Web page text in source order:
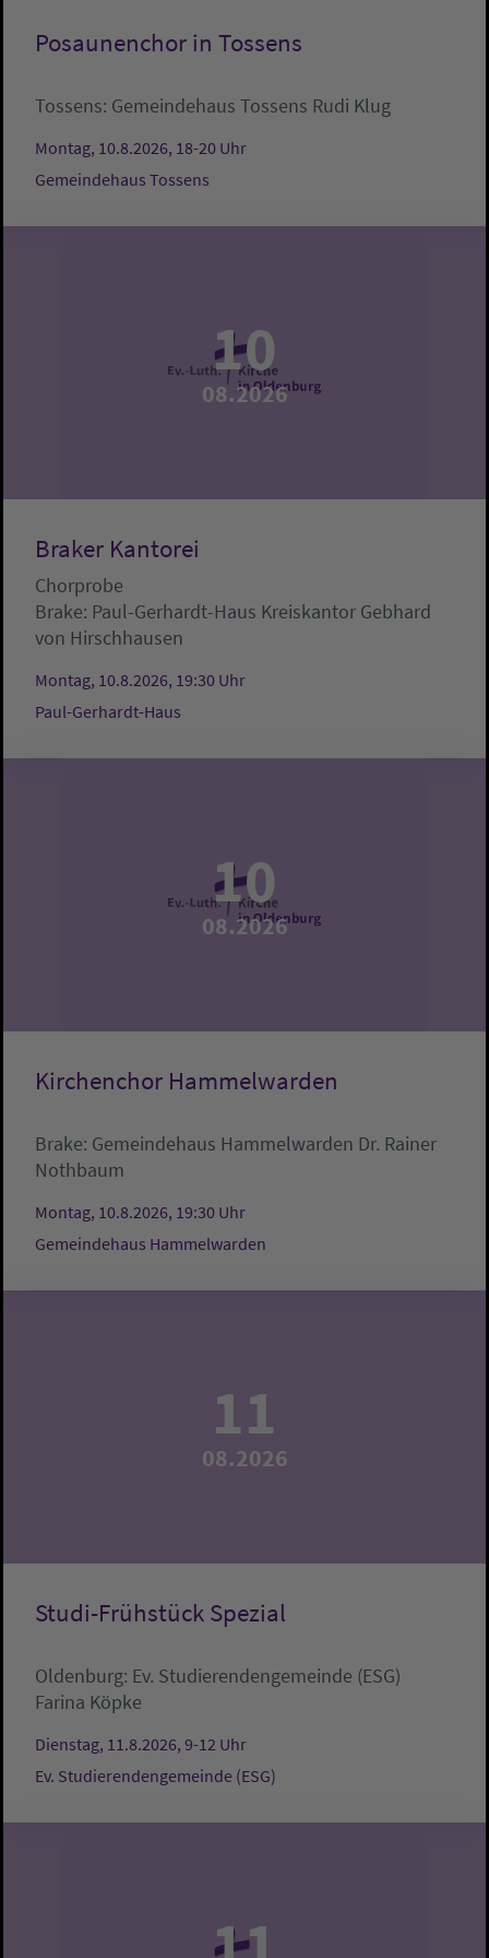
Posaunenchor in Tossens
Tossens: Gemeindehaus Tossens Rudi Klug
Montag, 10.8.2026, 18-20 Uhr
Gemeindehaus Tossens
10
08.2026
Braker Kantorei
Chorprobe
Brake: Paul-Gerhardt-Haus Kreiskantor Gebhard
von Hirschhausen
Montag, 10.8.2026, 19:30 Uhr
Paul-Gerhardt-Haus
10
08.2026
Kirchenchor Hammelwarden
Brake: Gemeindehaus Hammelwarden Dr. Rainer
Nothbaum
Montag, 10.8.2026, 19:30 Uhr
Gemeindehaus Hammelwarden
11
08.2026
Studi-Frühstück Spezial
Oldenburg: Ev. Studierendengemeinde (ESG)
Farina Köpke
Dienstag, 11.8.2026, 9-12 Uhr
Ev. Studierendengemeinde (ESG)